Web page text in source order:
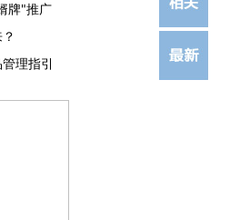
牌"推广
理指引